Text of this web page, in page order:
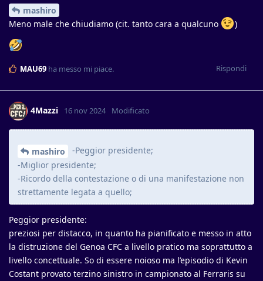
mashiro
Meno male che chiudiamo (cit. tanto cara a qualcuno
)
Rispondi
MAU69 ha messo mi piace.
4Mazzi 16 nov 2024 Modificato
mashiro
-Peggior presidente;
-Miglior presidente;
-Ricordo della contestazione o di una manifestazione non
strettamente legata a quello;
Peggior presidente:
preziosi per distacco, in quanto ha pianificato e messo in atto
la distruzione del Genoa CFC a livello pratico ma soprattutto a
livello concettuale. So di essere noioso ma l’episodio di Kevin
Costant provato terzino sinistro in campionato al Ferraris su